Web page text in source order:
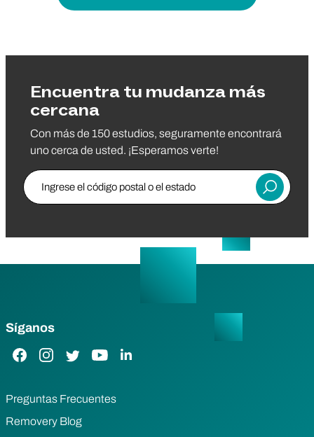
Encuentra tu mudanza más
cercana
Con más de 150 estudios, seguramente encontrará
uno cerca de usted. ¡Esperamos verte!
Ingrese el código postal o el estado
Entregar
Síganos
Enlace de Facebook
Enlace de Instagram
Enlace de Twitter
Enlace de YouTube
Enlace de LinkedIn
Preguntas Frecuentes
Removery Blog